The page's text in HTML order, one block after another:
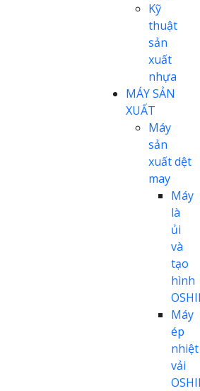
Kỹ
thuật
sản
xuất
nhựa
MÁY SẢN
XUẤT
Máy
sản
xuất dệt
may
Máy
là
ủi
và
tạo
hình
Máy
ép
nhiệt
vải